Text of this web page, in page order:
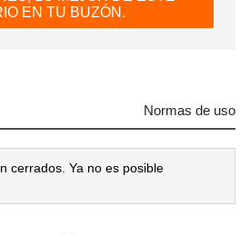
EN TU BUZÓN.
Normas de uso
cerrados. Ya no es posible